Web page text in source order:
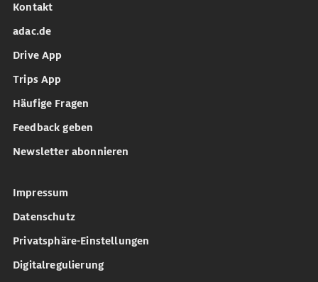
Kontakt
adac.de
Drive App
Trips App
Häufige Fragen
Feedback geben
Newsletter abonnieren
Impressum
Datenschutz
Privatsphäre-Einstellungen
Digitalregulierung